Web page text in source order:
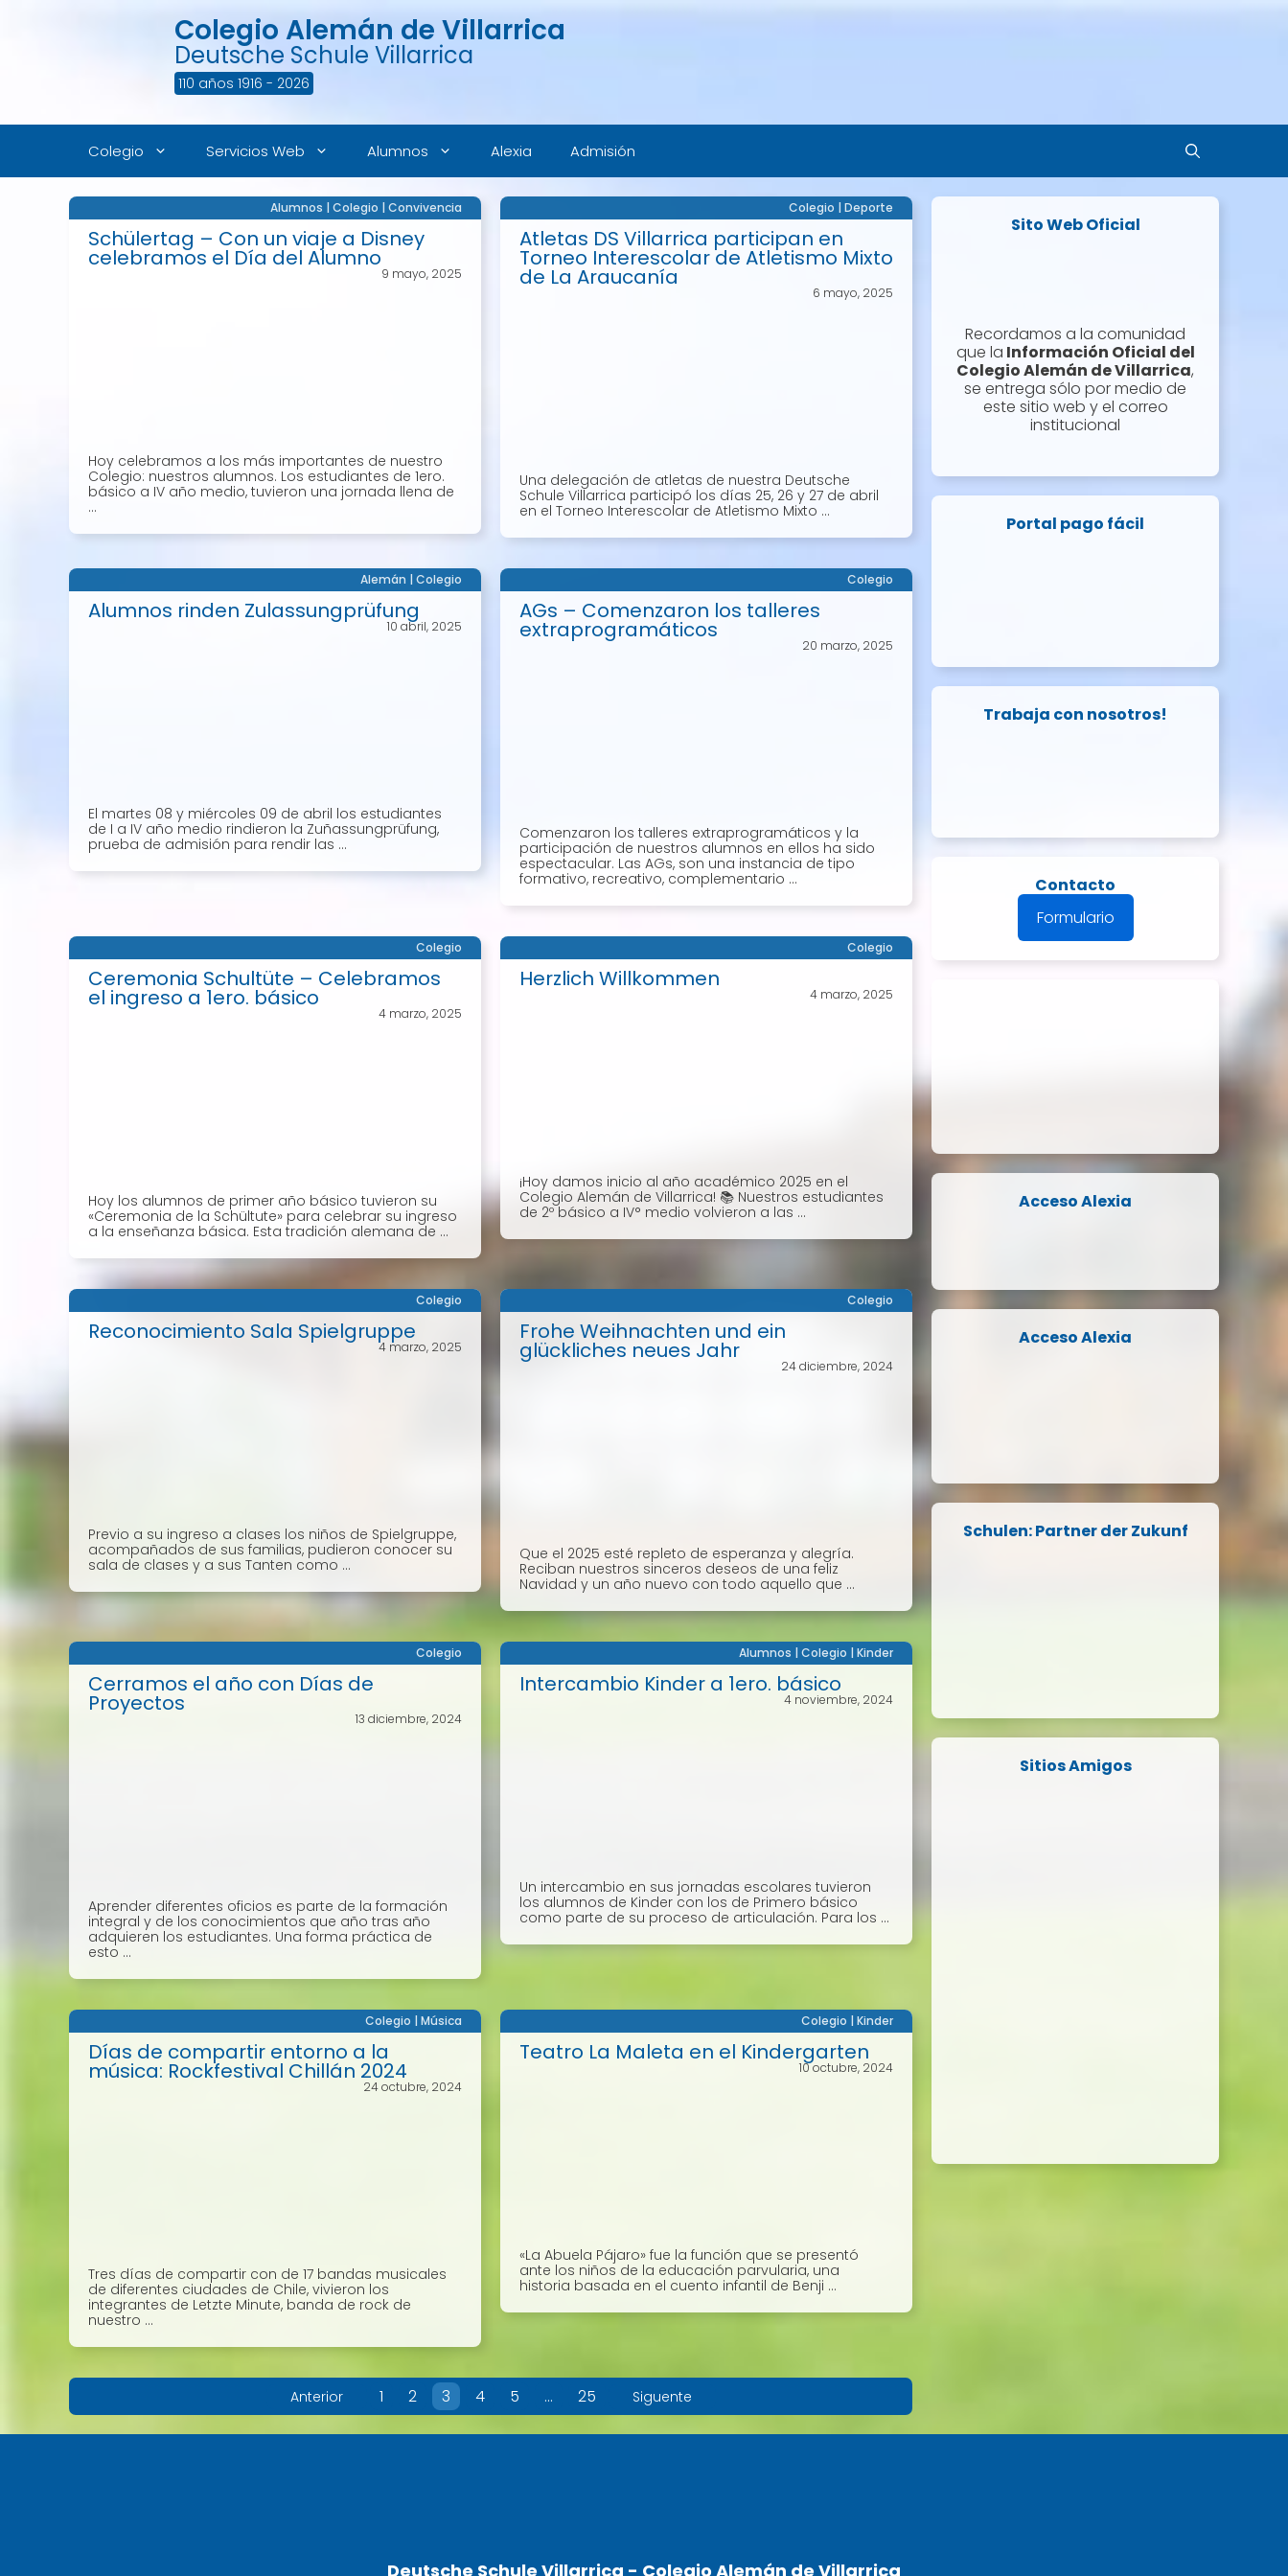
Colegio Alemán de Villarrica
Deutsche Schule Villarrica
110 años 1916 - 2026
Colegio Servicios Web Alumnos Alexia Admisión
Alumnos | Colegio | Convivencia
Schülertag – Con un viaje a Disney
celebramos el Día del Alumno
9 mayo, 2025
Hoy celebramos a los más importantes de nuestro
Colegio: nuestros alumnos. Los estudiantes de 1ero.
básico a IV año medio, tuvieron una jornada llena de
...
Colegio | Deporte
Atletas DS Villarrica participan en
Torneo Interescolar de Atletismo Mixto
de La Araucanía
6 mayo, 2025
Una delegación de atletas de nuestra Deutsche
Schule Villarrica participó los días 25, 26 y 27 de abril
en el Torneo Interescolar de Atletismo Mixto ...
Alemán | Colegio
Alumnos rinden Zulassungprüfung
10 abril, 2025
El martes 08 y miércoles 09 de abril los estudiantes
de I a IV año medio rindieron la Zuñassungprüfung,
prueba de admisión para rendir las ...
Colegio
AGs – Comenzaron los talleres
extraprogramáticos
20 marzo, 2025
Comenzaron los talleres extraprogramáticos y la
participación de nuestros alumnos en ellos ha sido
espectacular. Las AGs, son una instancia de tipo
formativo, recreativo, complementario ...
Colegio
Ceremonia Schultüte – Celebramos
el ingreso a 1ero. básico
4 marzo, 2025
Hoy los alumnos de primer año básico tuvieron su
«Ceremonia de la Schültute» para celebrar su ingreso
a la enseñanza básica. Esta tradición alemana de ...
Colegio
Herzlich Willkommen
4 marzo, 2025
¡Hoy damos inicio al año académico 2025 en el
Colegio Alemán de Villarrica! 📚 Nuestros estudiantes
de 2º básico a IV° medio volvieron a las ...
Colegio
Reconocimiento Sala Spielgruppe
4 marzo, 2025
Previo a su ingreso a clases los niños de Spielgruppe,
acompañados de sus familias, pudieron conocer su
sala de clases y a sus Tanten como ...
Colegio
Frohe Weihnachten und ein
glückliches neues Jahr
24 diciembre, 2024
Que el 2025 esté repleto de esperanza y alegría.
Reciban nuestros sinceros deseos de una feliz
Navidad y un año nuevo con todo aquello que ...
Colegio
Cerramos el año con Días de
Proyectos
13 diciembre, 2024
Aprender diferentes oficios es parte de la formación
integral y de los conocimientos que año tras año
adquieren los estudiantes. Una forma práctica de
esto ...
Alumnos | Colegio | Kinder
Intercambio Kinder a 1ero. básico
4 noviembre, 2024
Un intercambio en sus jornadas escolares tuvieron
los alumnos de Kinder con los de Primero básico
como parte de su proceso de articulación. Para los ...
Colegio | Música
Días de compartir entorno a la
música: Rockfestival Chillán 2024
24 octubre, 2024
Tres días de compartir con de 17 bandas musicales
de diferentes ciudades de Chile, vivieron los
integrantes de Letzte Minute, banda de rock de
nuestro ...
Colegio | Kinder
Teatro La Maleta en el Kindergarten
10 octubre, 2024
«La Abuela Pájaro» fue la función que se presentó
ante los niños de la educación parvularia, una
historia basada en el cuento infantil de Benji ...
Anterior 1 2 3 4 5 … 25 Siguente
Sito Web Oficial
Recordamos a la comunidad
que la Información Oficial del
Colegio Alemán de Villarrica,
se entrega sólo por medio de
este sitio web y el correo
institucional
Portal pago fácil
Trabaja con nosotros!
Contacto
Formulario
Acceso Alexia
Acceso Alexia
Schulen: Partner der Zukunf
Sitios Amigos
Deutsche Schule Villarrica - Colegio Alemán de Villarrica